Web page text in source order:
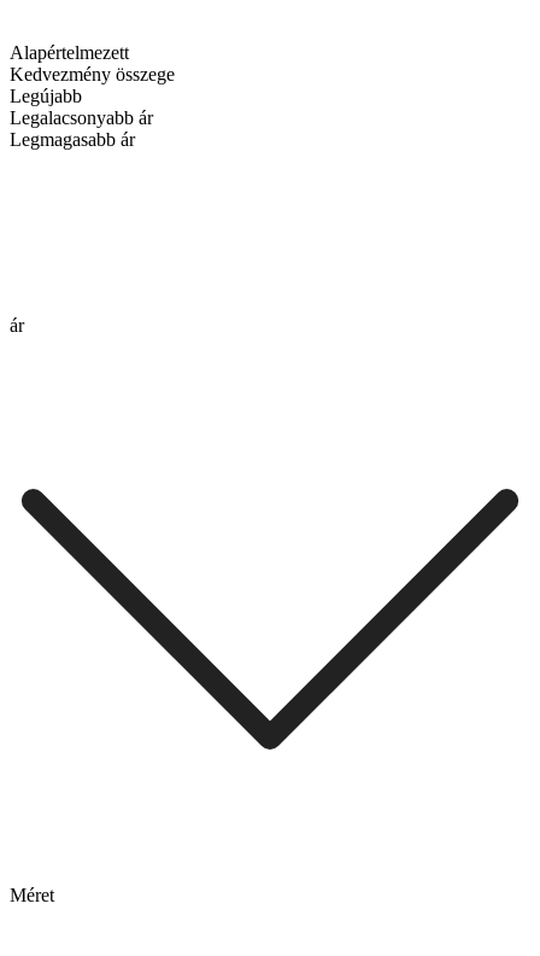
Alapértelmezett
Kedvezmény összege
Legújabb
Legalacsonyabb ár
Legmagasabb ár
ár
Méret